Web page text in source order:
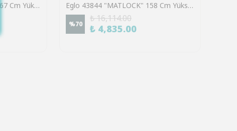
Eglo 99612 "ALMEIDA 2" 167 Cm Yüksekliğinde Çelik Köşe Lambası Lambader Eglo 43844 "MATLOCK" 158 Cm Yüksekliğinde Çelik Köşe Lambası Lambader
%70
₺ 16,114.00
₺ 4,835.00